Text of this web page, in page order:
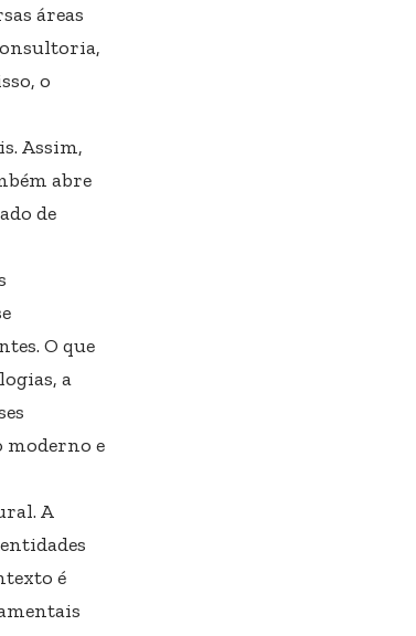
áreas
o
Assim,
abre
de
O que
a
moderno e
A
é